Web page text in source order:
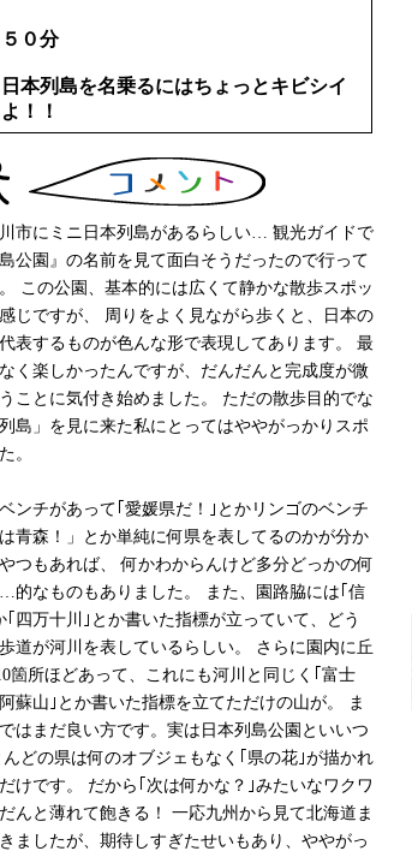
５０分
日本列島を名乗るにはちょっとキビシイ
よ！！
市にミニ日本列島があるらしい… 観光ガイドで
島公園』の名前を見て面白そうだったので行って
この公園、基本的には広くて静かな散歩スポッ
感じですが、 周りをよく見ながら歩くと、日本の
表するものが色んな形で表現してあります。 最
く楽しかったんですが、だんだんと完成度が微
ことに気付き始めました。 ただの散歩目的でな
島」を見に来た私にとってはややがっかりスポ
。
ンチがあって｢愛媛県だ！｣とかリンゴのベンチ
青森！」とか単純に何県を表してるのかが分か
つもあれば、 何かわからんけど多分どっかの何
的なものもありました。 また、園路脇には｢信
｢四万十川｣とか書いた指標が立っていて、どう
道が河川を表しているらしい。 さらに園内に丘
箇所ほどあって、これにも河川と同じく｢富士
蘇山｣とか書いた指標を立てただけの山が。 ま
はまだ良い方です。実は日本列島公園といいつ
どの県は何のオブジェもなく｢県の花｣が描かれ
けです。 だから｢次は何かな？｣みたいなワクワ
んと薄れて飽きる！ 一応九州から見て北海道ま
ましたが、期待しすぎたせいもあり、ややがっ